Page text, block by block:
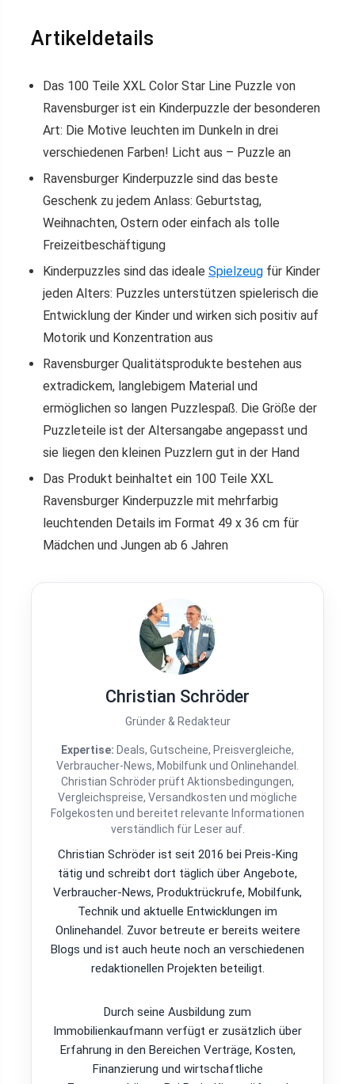
Artikeldetails
Das 100 Teile XXL Color Star Line Puzzle von
Ravensburger ist ein Kinderpuzzle der besonderen
Art: Die Motive leuchten im Dunkeln in drei
verschiedenen Farben! Licht aus – Puzzle an
Ravensburger Kinderpuzzle sind das beste
Geschenk zu jedem Anlass: Geburtstag,
Weihnachten, Ostern oder einfach als tolle
Freizeitbeschäftigung
Kinderpuzzles sind das ideale Spielzeug für Kinder
jeden Alters: Puzzles unterstützen spielerisch die
Entwicklung der Kinder und wirken sich positiv auf
Motorik und Konzentration aus
Ravensburger Qualitätsprodukte bestehen aus
extradickem, langlebigem Material und
ermöglichen so langen Puzzlespaß. Die Größe der
Puzzleteile ist der Altersangabe angepasst und
sie liegen den kleinen Puzzlern gut in der Hand
Das Produkt beinhaltet ein 100 Teile XXL
Ravensburger Kinderpuzzle mit mehrfarbig
leuchtenden Details im Format 49 x 36 cm für
Mädchen und Jungen ab 6 Jahren
Christian Schröder
Gründer & Redakteur
Expertise: Deals, Gutscheine, Preisvergleiche,
Verbraucher-News, Mobilfunk und Onlinehandel.
Christian Schröder prüft Aktionsbedingungen,
Vergleichspreise, Versandkosten und mögliche
Folgekosten und bereitet relevante Informationen
verständlich für Leser auf.
Christian Schröder ist seit 2016 bei Preis-King
tätig und schreibt dort täglich über Angebote,
Verbraucher-News, Produktrückrufe, Mobilfunk,
Technik und aktuelle Entwicklungen im
Onlinehandel. Zuvor betreute er bereits weitere
Blogs und ist auch heute noch an verschiedenen
redaktionellen Projekten beteiligt.
Durch seine Ausbildung zum
Immobilienkaufmann verfügt er zusätzlich über
Erfahrung in den Bereichen Verträge, Kosten,
Finanzierung und wirtschaftliche